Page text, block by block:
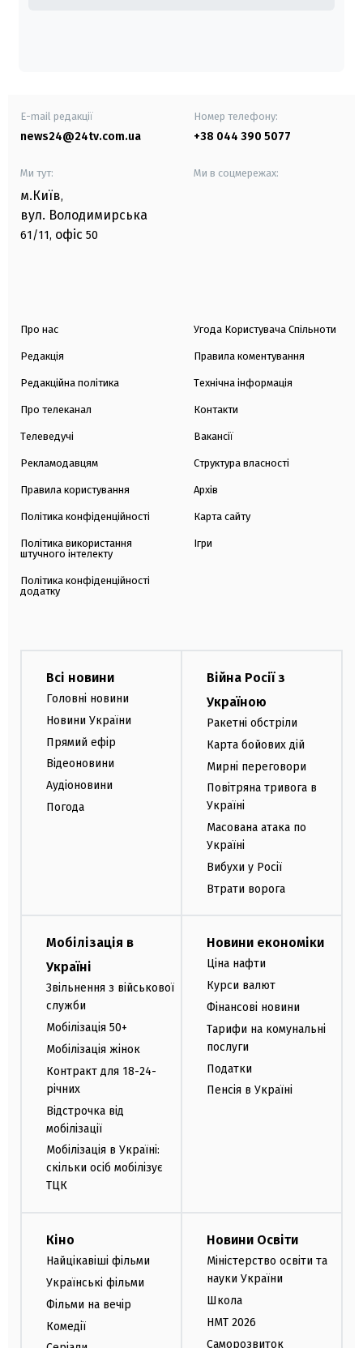
E-mail редакції
news24@24tv.com.ua
Номер телефону:
+38 044 390 5077
Ми тут:
м.Київ,
вул. Володимирська
61/11, офіс 50
Ми в соцмережах:
Про нас
Редакція
Редакційна політика
Про телеканал
Телеведучі
Рекламодавцям
Правила користування
Політика конфіденційності
Політика використання
штучного інтелекту
Політика конфіденційності
додатку
Угода Користувача Спільноти
Правила коментування
Технічна інформація
Контакти
Вакансії
Структура власності
Архів
Карта сайту
Ігри
Всі новини
Головні новини
Новини України
Прямий ефір
Відеоновини
Аудіоновини
Погода
Війна Росії з
Україною
Ракетні обстріли
Карта бойових дій
Мирні переговори
Повітряна тривога в
Україні
Масована атака по
Україні
Вибухи у Росії
Втрати ворога
Мобілізація в
Україні
Звільнення з військової
служби
Мобілізація 50+
Мобілізація жінок
Контракт для 18-24-
річних
Відстрочка від
мобілізації
Мобілізація в Україні:
скільки осіб мобілізує
ТЦК
Новини економіки
Ціна нафти
Курси валют
Фінансові новини
Тарифи на комунальні
послуги
Податки
Пенсія в Україні
Кіно
Найцікавіші фільми
Українські фільми
Фільми на вечір
Комедії
Новини Освіти
Міністерство освіти та
науки України
Школа
НМТ 2026
Саморозвиток